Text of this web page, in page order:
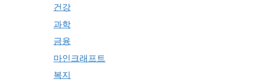
건강
과학
금융
마인크래프트
복지